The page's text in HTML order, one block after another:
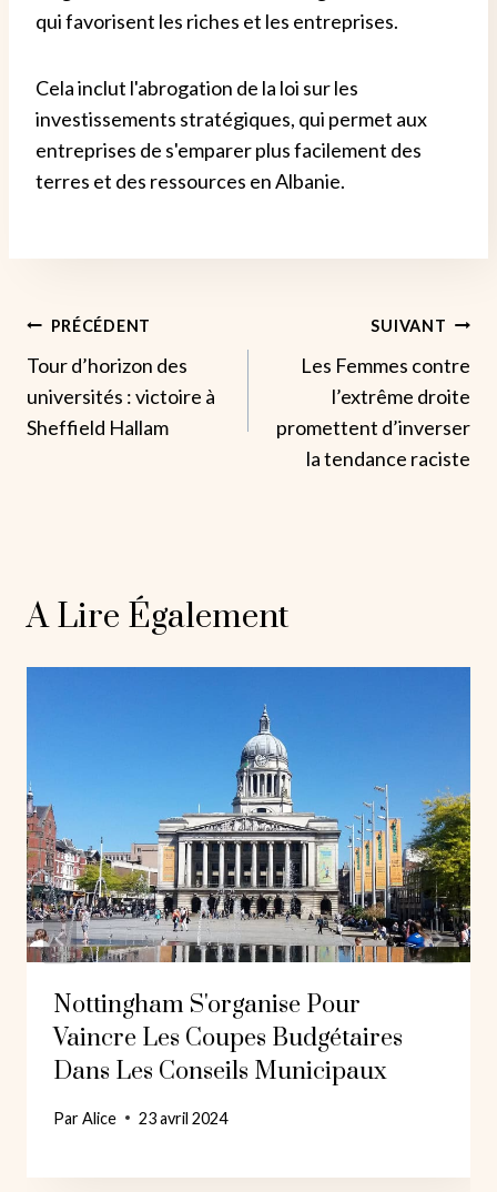
qui favorisent les riches et les entreprises.
Cela inclut l'abrogation de la loi sur les
investissements stratégiques, qui permet aux
entreprises de s'emparer plus facilement des
terres et des ressources en Albanie.
Navigation
De
L’article
PRÉCÉDENT
Tour d’horizon des
universités : victoire à
Sheffield Hallam
SUIVANT
Les Femmes contre
l’extrême droite
promettent d’inverser
la tendance raciste
A Lire Également
Nottingham S'organise Pour
Vaincre Les Coupes Budgétaires
Dans Les Conseils Municipaux
ParAlice 23 avril 2024